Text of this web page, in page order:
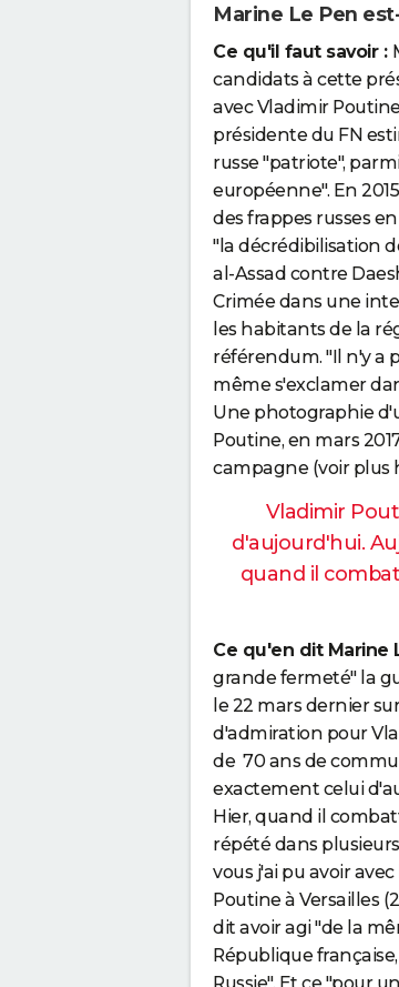
Marine Le Pen
Ce qu'il faut savoir :
candidats à cette
avec Vladimir
présidente du FN
russe "patriote",
européenne". En
des frappes russes
"la décrédibilisation
al-Assad contre
Crimée dans une
les habitants de la
référendum. "Il n'y a
même s'exclamer
Une photographie
Poutine, en mars
campagne (voir plus
Vladimir
d'aujourd'hui.
quand il
Ce qu'en dit Marine
grande fermeté" la
le 22 mars dernier
d'admiration pour
de 70 ans de
exactement celui
Hier, quand il
répété dans
vous j'ai pu avoir
Poutine à Versailles
dit avoir agi "de la
République